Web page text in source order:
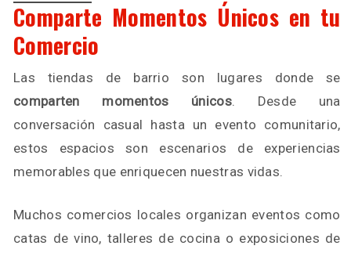
Comparte Momentos Únicos en tu
Comercio
Las tiendas de barrio son lugares donde se
comparten momentos únicos. Desde una
conversación casual hasta un evento comunitario,
estos espacios son escenarios de experiencias
memorables que enriquecen nuestras vidas.
Muchos comercios locales organizan eventos como
catas de vino, talleres de cocina o exposiciones de